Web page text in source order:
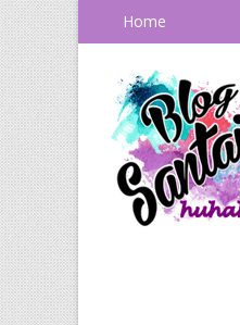
Home